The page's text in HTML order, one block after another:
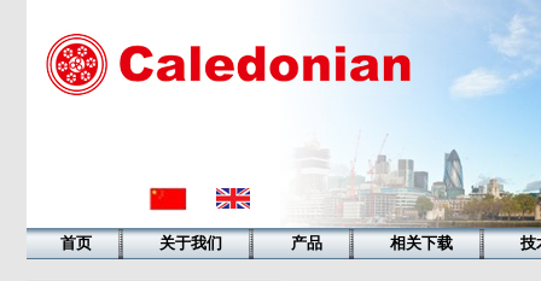
首页 关于我们 产品 相关下载 技